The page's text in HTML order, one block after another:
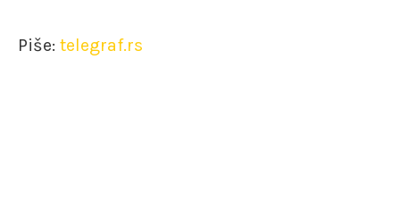
Piše: telegraf.rs